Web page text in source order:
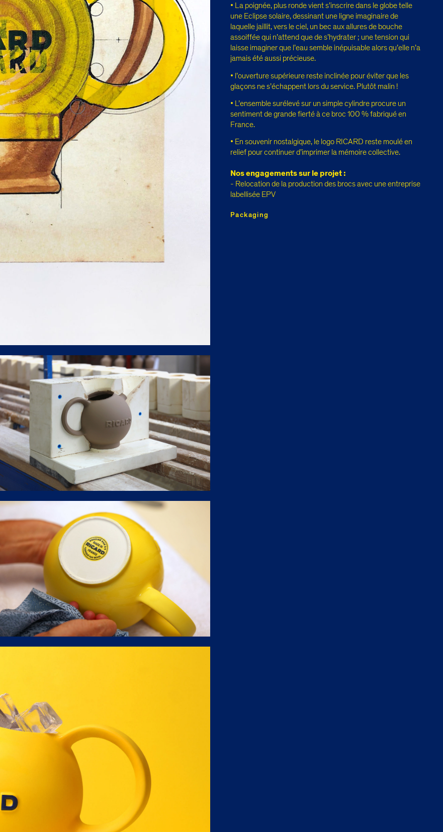
• La poignée, plus ronde vient s’inscrire dans le globe telle
une Eclipse solaire, dessinant une ligne imaginaire de
laquelle jaillit, vers le ciel, un bec aux allures de bouche
assoiffée qui n’attend que de s’hydrater ; une tension qui
laisse imaginer que l’eau semble inépuisable alors qu’elle n’a
jamais été aussi précieuse.
• l’ouverture supérieure reste inclinée pour éviter que les
glaçons ne s’échappent lors du service. Plutôt malin !
• L’ensemble surélevé sur un simple cylindre procure un
sentiment de grande fierté à ce broc 100 % fabriqué en
France.
• En souvenir nostalgique, le logo RICARD reste moulé en
relief pour continuer d’imprimer la mémoire collective.
Nos engagements sur le projet :
- Relocation de la production des brocs avec une entreprise
labellisée EPV
Packaging